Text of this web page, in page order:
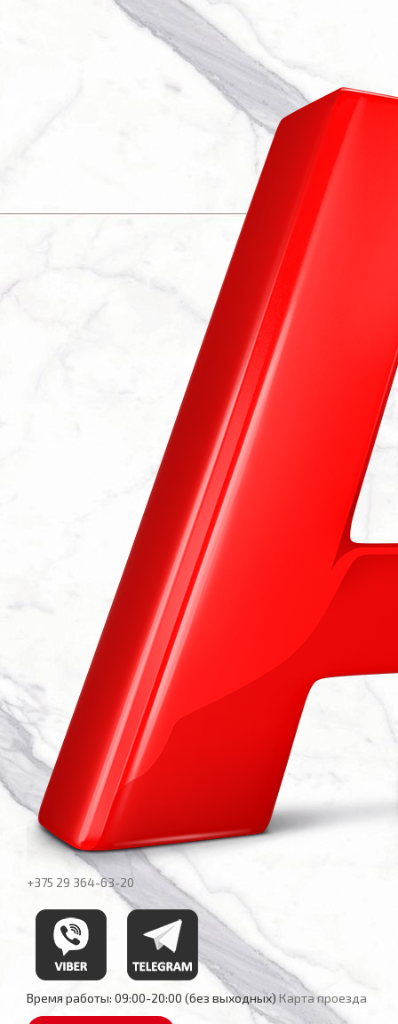
+375 29 364-63-20
Время работы: 09:00-20:00 (без выходных) Карта проезда